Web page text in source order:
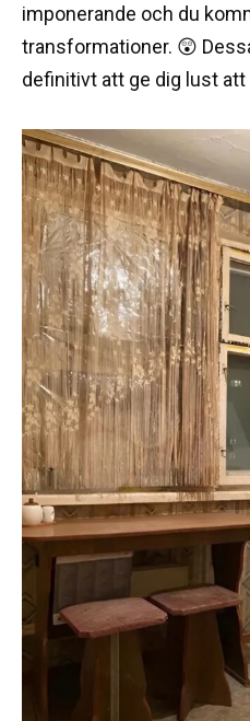
imponerande och du
transformationer. 😲
definitivt att ge dig lust